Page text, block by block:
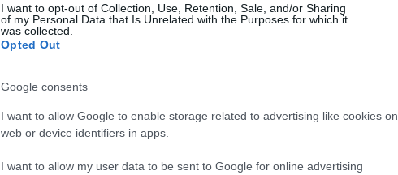
I want to opt-out of Collection, Use, Retention, Sale, and/or Sharing
of my Personal Data that Is Unrelated with the Purposes for which it
was collected.
Opted Out
Google consents
I want to allow Google to enable storage related to advertising like cookies on
web or device identifiers in apps.
I want to allow my user data to be sent to Google for online advertising